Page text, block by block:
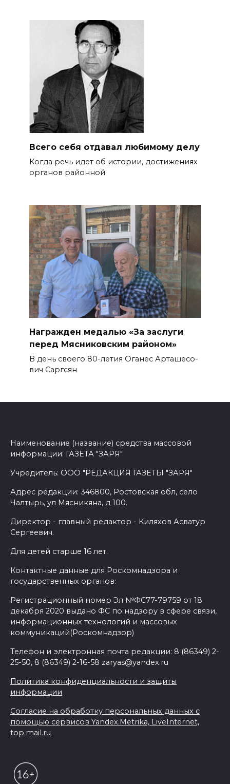
Всего себя отдавал любимому делу
Когда речь идет об истории, дости­жениях
органов районной
Награжден медалью «За заслуги
перед Мясниковским районом»
В день своего 80-летия Оганес Арташесо­
вич Саргсян
Наименование (название) средства массовой
информации: ГАЗЕТА "ЗАРЯ"
Учредитель: ООО "РЕДАКЦИЯ ГАЗЕТЫ "ЗАРЯ"
Адрес редакции: 346800, Ростовская обл, село
Чалтырь, ул Мясникяна, д 100.
Директор - главный редактор - Киляхов Асватур
Сергеевич.
Для детей старше 16 лет.
Контактные данные для Роскомнадзора и
государственных органов:
Регистрационный номер Эл №ФС77-79759 от 18
декабря 2020 выдано ФС по надзору в сфере связи,
информационных технологий и массовых
коммуникаций(Роскомнадзор)
Телефон и электронная почта редакции: 8 (86349) 2-
25-50, 8 (86349) 2-16-58 zaryas@yandex.ru
Политика конфиденциальности и защиты
информации
Согласие на обработку персональных данных с
помощью сервисов Yandex.Metrika, LiveInternet,
top.mail.ru